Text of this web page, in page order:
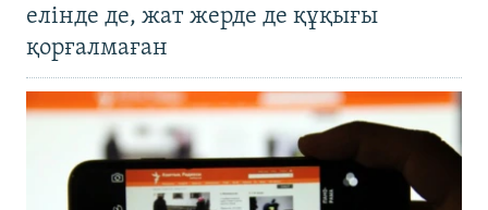
елінде де, жат жерде де құқығы
қорғалмаған